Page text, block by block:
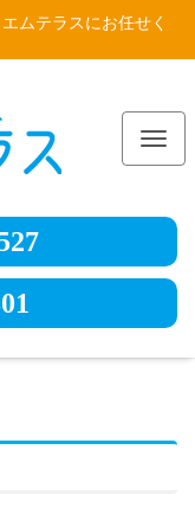
ムテラスにお任せく